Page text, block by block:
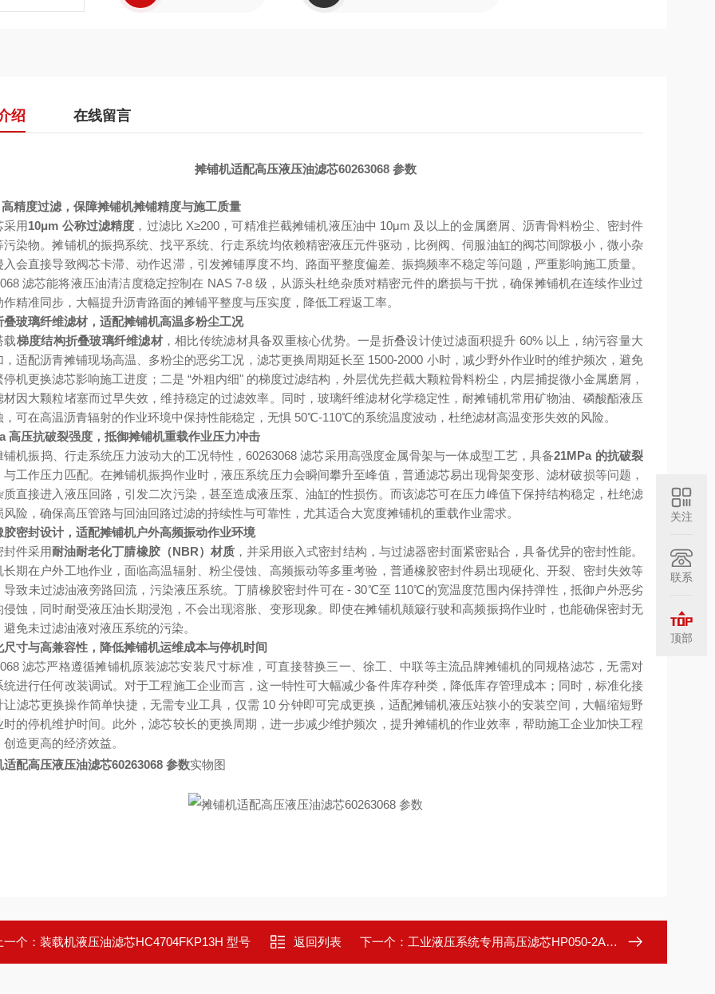
绍 在线留言
摊铺机适配高压液压油滤芯60263068 参数
精度过滤，保障摊铺机摊铺精度与施工质量
采用10μm 公称过滤精度 ，过滤比 X≥200，可精准拦截摊铺机液压油中 10μm 及以上的金属磨屑、沥青骨料粉尘、密封件
污染物。摊铺机的振捣系统、找平系统、行走系统均依赖精密液压元件驱动，比例阀、伺服油缸的阀芯间隙极小，微小杂
入会直接导致阀芯卡滞、动作迟滞，引发摊铺厚度不均、路面平整度偏差、振捣频率不稳定等问题，严重影响施工质量。
滤芯能将液压油清洁度稳定控制在 NAS 7-8 级，从源头杜绝杂质对精密元件的磨损与干扰，确保摊铺机在连续作业过
作精准同步，大幅提升沥青路面的摊铺平整度与压实度，降低工程返工率。
叠玻璃纤维滤材，适配摊铺机高温多粉尘工况
载梯度结构折叠玻璃纤维滤材，相比传统滤材具备双重核心优势。一是折叠设计使过滤面积提升 60% 以上，纳污容量大
，适配沥青摊铺现场高温、多粉尘的恶劣工况，滤芯更换周期延长至 1500-2000 小时，减少野外作业时的维护频次，避免
停机更换滤芯影响施工进度；二是 “外粗内细" 的梯度过滤结构，外层优先拦截大颗粒骨料粉尘，内层捕捉微小金属磨屑，
材因大颗粒堵塞而过早失效，维持稳定的过滤效率。同时，玻璃纤维滤材化学稳定性，耐摊铺机常用矿物油、磷酸酯液压
，可在高温沥青辐射的作业环境中保持性能稳定，无惧 50℃-110℃的系统温度波动，杜绝滤材高温变形失效的风险。
高压抗破裂强度，抵御摊铺机重载作业压力冲击
铺机振捣、行走系统压力波动大的工况特性，60263068 滤芯采用高强度金属骨架与一体成型工艺，具备21MPa 的抗破裂
与工作压力匹配。在摊铺机振捣作业时，液压系统压力会瞬间攀升至峰值，普通滤芯易出现骨架变形、滤材破损等问题，
质直接进入液压回路，引发二次污染，甚至造成液压泵、油缸的性损伤。而该滤芯可在压力峰值下保持结构稳定，杜绝滤
风险，确保高压管路与回油回路过滤的持续性与可靠性，尤其适合大宽度摊铺机的重载作业需求。
胶密封设计，适配摊铺机户外高频振动作业环境
封件采用耐油耐老化丁腈橡胶（NBR）材质，并采用嵌入式密封结构，与过滤器密封面紧密贴合，具备优异的密封性能。
长期在户外工地作业，面临高温辐射、粉尘侵蚀、高频振动等多重考验，普通橡胶密封件易出现硬化、开裂、密封失效等
导致未过滤油液旁路回流，污染液压系统。丁腈橡胶密封件可在 - 30℃至 110℃的宽温度范围内保持弹性，抵御户外恶劣
侵蚀，同时耐受液压油长期浸泡，不会出现溶胀、变形现象。即使在摊铺机颠簸行驶和高频振捣作业时，也能确保密封无
免未过滤油液对液压系统的污染。
尺寸与高兼容性，降低摊铺机运维成本与停机时间
滤芯严格遵循摊铺机原装滤芯安装尺寸标准，可直接替换三一、徐工、中联等主流品牌摊铺机的同规格滤芯，无需对
统进行任何改装调试。对于工程施工企业而言，这一特性可大幅减少备件库存种类，降低库存管理成本；同时，标准化接
让滤芯更换操作简单快捷，无需专业工具，仅需 10 分钟即可完成更换，适配摊铺机液压站狭小的安装空间，大幅缩短野
时的停机维护时间。此外，滤芯较长的更换周期，进一步减少维护频次，提升摊铺机的作业效率，帮助施工企业加快工程
造更高的经济效益。
适配高压液压油滤芯60263068 参数实物图
一个： 装载机液压油滤芯HC4704FKP13H 型号 返回列表 下一个： 工业液压系统专用高压滤芯HP050-2A06ANP01
关注
联系
顶部